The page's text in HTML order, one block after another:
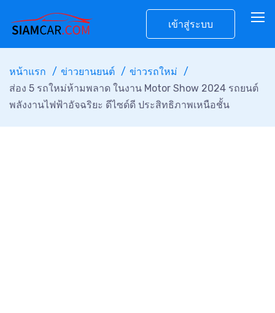
เข้าสู่ระบบ
หน้าแรก ข่าวยานยนต์
ข่าวรถใหม่
ส่อง 5 รถใหม่ห้ามพลาด ในงาน Motor Show 2024 รถยนต์
พลังงานไฟฟ้าอัจฉริยะ ดีไซด์ดี ประสิทธิภาพเหนือชั้น